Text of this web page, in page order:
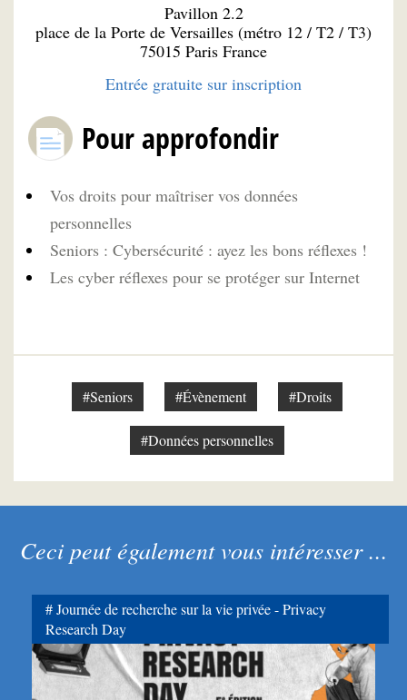
Pavillon 2.2
place de la Porte de Versailles (métro 12 / T2 / T3)
75015 Paris France
Entrée gratuite sur inscription
Pour approfondir
Vos droits pour maîtriser vos données
personnelles
Seniors : Cybersécurité : ayez les bons réflexes !
Les cyber réflexes pour se protéger sur Internet
#Seniors #Évènement #Droits
#Données personnelles
Ceci peut également vous intéresser ...
Journée de recherche sur la vie privée - Privacy
Research Day